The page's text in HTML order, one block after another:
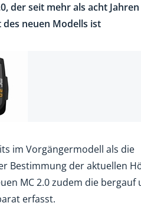
der seit mehr als acht
neuen Modells ist
im Vorgängermodell als die
Bestimmung der aktuellen
MC 2.0 zudem die bergauf
erfasst.